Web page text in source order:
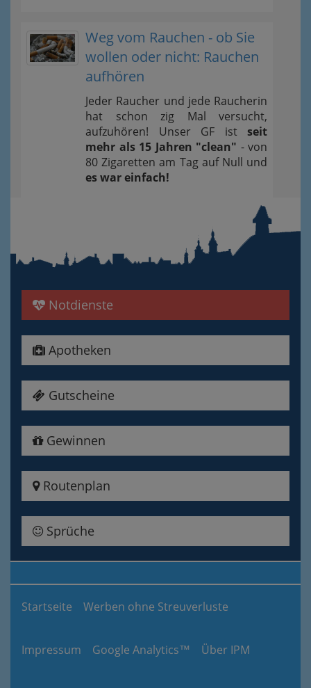
Weg vom Rauchen - ob Sie
wollen oder nicht: Rauchen
aufhören
Jeder Raucher und jede Raucherin
hat schon zig Mal versucht,
aufzuhören! Unser GF ist seit
mehr als 15 Jahren "clean" - von
80 Zigaretten am Tag auf Null und
es war einfach!
Notdienste
Apotheken
Gutscheine
Gewinnen
Routenplan
Sprüche
Startseite Werben ohne Streuverluste
Impressum Google Analytics™ Über IPM